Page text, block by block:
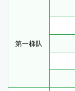
第一梯队